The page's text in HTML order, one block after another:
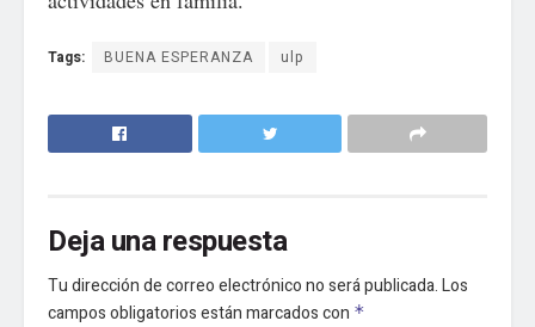
Tags: BUENA ESPERANZA ulp
Deja una respuesta
Tu dirección de correo electrónico no será publicada.Los
campos obligatorios están marcados con *